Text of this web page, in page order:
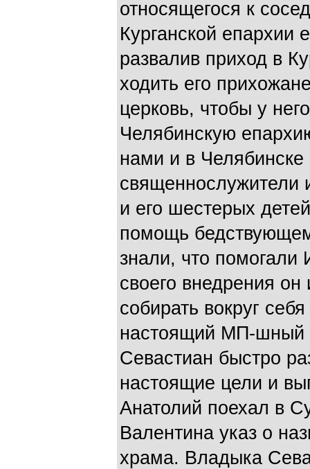
относящегося к
Курганской
развалив приход в
ходить его
церковь, чтобы у
Челябинскую
нами и в
священнослужители
и его шестерых
помощь
знали, что помогали
своего внедрения он
собирать вокруг
настоящий МП-шный
Севастиан быстро
настоящие цели и
Анатолий поехал в
Валентина указ о
храма. Владыка